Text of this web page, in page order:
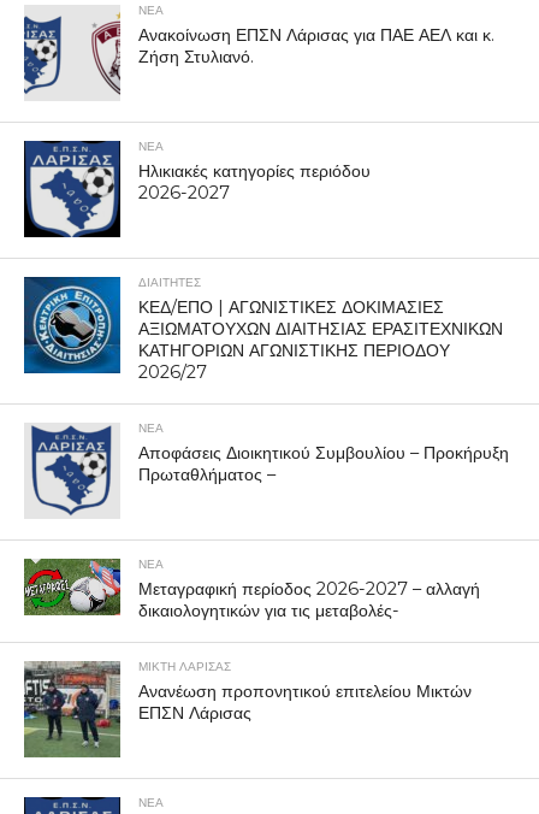
ΝΕΑ
Ανακοίνωση ΕΠΣΝ Λάρισας για ΠΑΕ ΑΕΛ και κ.
Ζήση Στυλιανό.
ΝΕΑ
Ηλικιακές κατηγορίες περιόδου
2026-2027
ΔΙΑΙΤΗΤΕΣ
ΚΕΔ/ΕΠΟ | ΑΓΩΝΙΣΤΙΚΕΣ ΔΟΚΙΜΑΣΙΕΣ
ΑΞΙΩΜΑΤΟΥΧΩΝ ΔΙΑΙΤΗΣΙΑΣ ΕΡΑΣΙΤΕΧΝΙΚΩΝ
ΚΑΤΗΓΟΡΙΩΝ ΑΓΩΝΙΣΤΙΚΗΣ ΠΕΡΙΟΔΟΥ
2026/27
ΝΕΑ
Αποφάσεις Διοικητικού Συμβουλίου – Προκήρυξη
Πρωταθλήματος –
ΝΕΑ
Μεταγραφική περίοδος 2026-2027 – αλλαγή
δικαιολογητικών για τις μεταβολές-
ΜΙΚΤΗ ΛΑΡΙΣΑΣ
Ανανέωση προπονητικού επιτελείου Μικτών
ΕΠΣΝ Λάρισας
ΝΕΑ